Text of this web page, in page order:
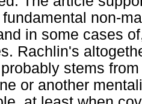
non-
in some cases
Rachlin's
stems
or another